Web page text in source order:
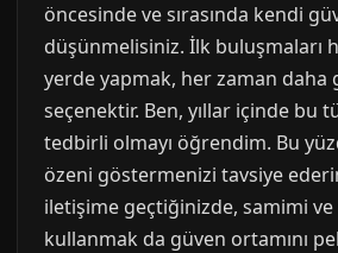
öncesinde ve sırasında kendi
düşünmelisiniz. İlk buluşmaları
yerde yapmak, her zaman daha
seçenektir. Ben, yıllar içinde bu
tedbirli olmayı öğrendim. Bu
özeni göstermenizi tavsiye
iletişime geçtiğinizde, samimi ve
kullanmak da güven ortamını